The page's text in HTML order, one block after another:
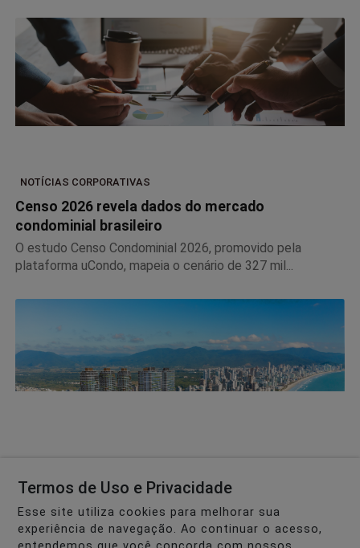
NOTÍCIAS CORPORATIVAS
Censo 2026 revela dados do mercado
condominial brasileiro
O estudo Censo Condominial 2026, promovido pela
plataforma uCondo, mapeia o cenário de 327 mil...
NOTÍCIAS CORPORATIVAS
Lazer de 32 mil m² vira argumento de venda no
Termos de Uso e Privacidade
Esse site utiliza cookies para melhorar sua
experiência de navegação. Ao continuar o acesso,